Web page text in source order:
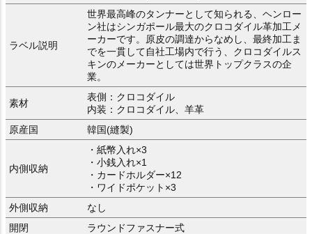
ラベル説明
世界最高峰のタンナーとして知られる、ヘンロー
ン社はシンガポール最大のクロコダイル革加工メ
ーカーです。原皮の調達からなめし、最終加工ま
でを一貫して自社工場内で行う、クロコダイルス
キンのメーカーとしては世界トップクラスの企
業。
素材
表側：クロコダイル
内装：クロコダイル、羊革
原産国
韓国(縫製)
内側収納
・紙幣入れ×3
・小銭入れ×1
・カードホルダー×12
・ワイドポケット×3
外側収納
なし
開閉
ラウンドファスナー式